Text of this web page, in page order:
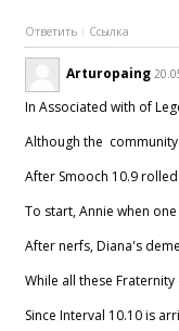
Ответить Ссылка
Arturopaing
In Associated with of
Although the
After Smooch 10.9
To start, Annie when
After nerfs, Diana's
While all these
Since Interval 10.10 is